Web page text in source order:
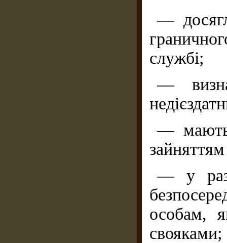
—
службі;
—
— мають
— у
особам,
свояками;